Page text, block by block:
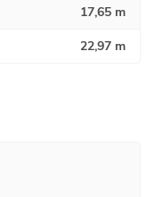
17,65 m
22,97 m